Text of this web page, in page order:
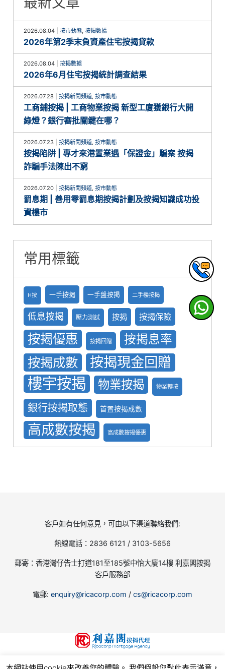
2026.08.04 |按市動態,按揭數據
2026年第2季末負資產住宅按揭貸款
2026.08.04 |按揭數據
2026年6月住宅按揭統計調查結果
2026.07.28 |按揭新聞頻道,按市動態
工商鋪按揭 | 工商物業按揭 新型工廈獲銀行大開
綠燈？銀行審批關鍵在哪？
2026.07.23 |按揭新聞頻道,按市動態
按揭陷阱 | 專才來港置業遇「保證金」騙案 按揭
詐騙手法陳出不窮
2026.07.20 |按揭新聞頻道,按市動態
罰息期 | 善用零罰息期按揭計劃及按揭知識成功投
資樓市
常用標籤
H按 一手按揭 一手盤按掲 二手樓按揭
低息按揭 壓力測試 按揭 按揭保險
按揭優惠 按揭回贈 按揭息率
按揭成數 按揭現金回贈
樓宇按揭 物業按揭 物業轉按
銀行按揭取態 首置按揭成數
高成數按揭 高成數按揭優惠
客戶如有任何意見，可由以下渠道聯絡我們:
熱線電話：2836 6121 / 3103-5656
郵寄：香港灣仔告士打道181至185號中怡大廈14樓 利嘉閣按揭
客戶服務部
電郵: enquiry@ricacorp.com / cs@ricacorp.com
地產代理(公司)牌照號碼:C-002504